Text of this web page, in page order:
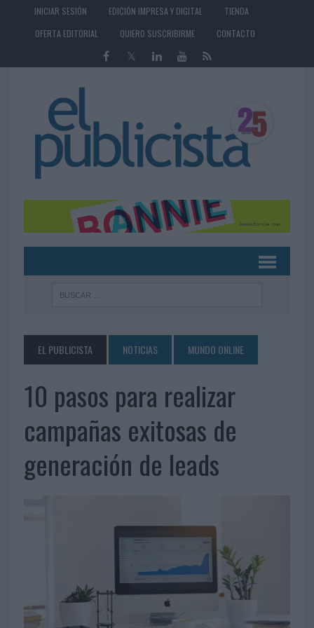
INICIAR SESIÓN EDICIÓN IMPRESA Y DIGITAL
TIENDA
OFERTA EDITORIAL
QUIERO SUSCRIBIRME CONTACTO
EL PUBLICISTA NOTICIAS MUNDO ONLINE
10 pasos para realizar
campañas exitosas de
generación de leads